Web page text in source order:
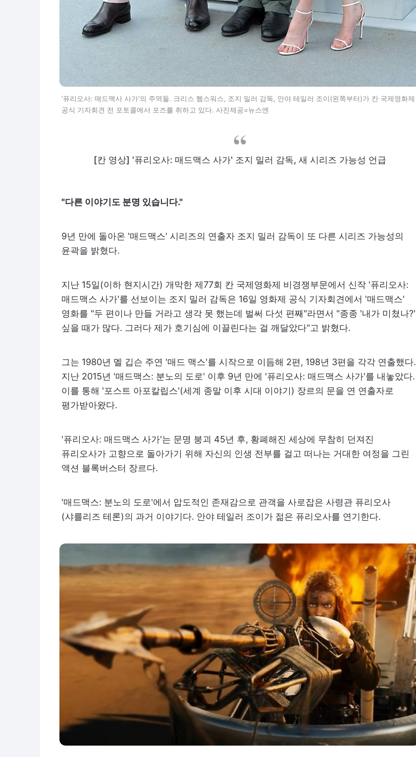
'퓨리오사: 매드맥사 사가'의 주역들. 크리스 헴스워스, 조지 밀러 감독, 안야 테일러 조이(왼쪽부터)가 칸 국제영화제
공식 기자회견 전 포토콜에서 포즈를 취하고 있다. 사진제공=뉴스엔
[칸 영상] '퓨리오사: 매드맥스 사가' 조지 밀러 감독, 새 시리즈 가능성 언급
"다른 이야기도 분명 있습니다."
9년 만에 돌아온 '매드맥스' 시리즈의 연출자 조지 밀러 감독이 또 다른 시리즈 가능성의
윤곽을 밝혔다.
지난 15일(이하 현지시간) 개막한 제77회 칸 국제영화제 비경쟁부문에서 신작 '퓨리오사:
매드맥스 사가'를 선보이는 조지 밀러 감독은 16일 영화제 공식 기자회견에서 '매드맥스'
영화를 "두 편이나 만들 거라고 생각 못 했는데 벌써 다섯 편째"라면서 "종종 '내가 미쳤나?'
싶을 때가 많다. 그러다 제가 호기심에 이끌린다는 걸 깨달았다"고 밝혔다.
그는 1980년 멜 깁슨 주연 '매드 맥스'를 시작으로 이듬해 2편, 198년 3편을 각각 연출했다.
지난 2015년 '매드맥스: 분노의 도로' 이후 9년 만에 '퓨리오사: 매드맥스 사가'를 내놓았다.
이를 통해 '포스트 아포칼립스'(세계 종말 이후 시대 이야기) 장르의 문을 연 연출자로
평가받아왔다.
'퓨리오사: 매드맥스 사가'는 문명 붕괴 45년 후, 황폐해진 세상에 무참히 던져진
퓨리오사가 고향으로 돌아가기 위해 자신의 인생 전부를 걸고 떠나는 거대한 여정을 그린
액션 블록버스터 장르다.
'매드맥스: 분노의 도로'에서 압도적인 존재감으로 관객을 사로잡은 사령관 퓨리오사
(샤를리즈 테론)의 과거 이야기다. 안야 테일러 조이가 젊은 퓨리오사를 연기한다.